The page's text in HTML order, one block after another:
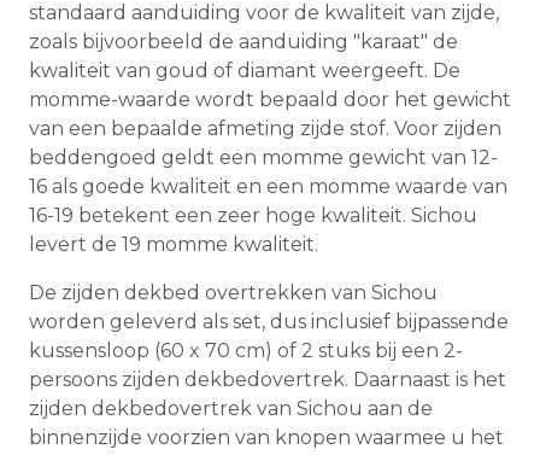
standaard aanduiding voor de kwaliteit van zijde,
zoals bijvoorbeeld de aanduiding "karaat" de
kwaliteit van goud of diamant weergeeft. De
momme-waarde wordt bepaald door het gewicht
van een bepaalde afmeting zijde stof. Voor zijden
beddengoed geldt een momme gewicht van 12-
16 als goede kwaliteit en een momme waarde van
16-19 betekent een zeer hoge kwaliteit. Sichou
levert de 19 momme kwaliteit.
De zijden dekbed overtrekken van Sichou
worden geleverd als set, dus inclusief bijpassende
kussensloop (60 x 70 cm) of 2 stuks bij een 2-
persoons zijden dekbedovertrek. Daarnaast is het
zijden dekbedovertrek van Sichou aan de
binnenzijde voorzien van knopen waarmee u het